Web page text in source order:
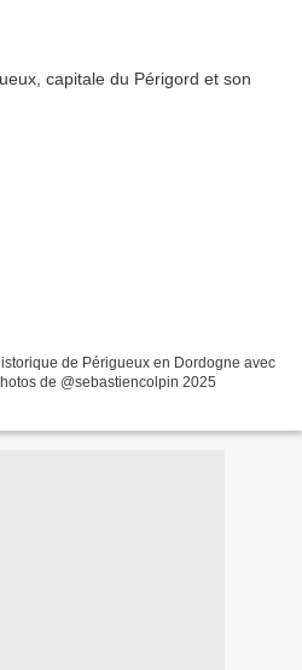
de Périgueux en Dordogne avec
de @sebastiencolpin 2025